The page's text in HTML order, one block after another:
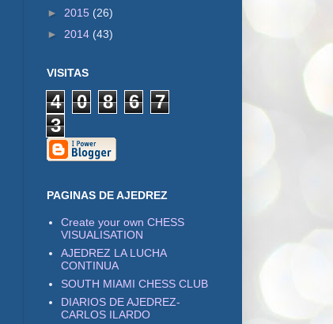
► 2015 (26)
► 2014 (43)
VISITAS
4 0 8 6
7
3
PAGINAS DE AJEDREZ
Create your own CHESS
VISUALISATION
AJEDREZ LA LUCHA
CONTINUA
SOUTH MIAMI CHESS CLUB
DIARIOS DE AJEDREZ-
CARLOS ILARDO